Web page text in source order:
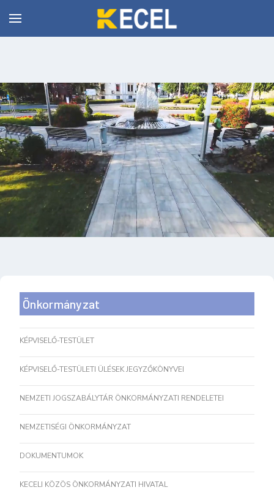
Önkormányzat
KÉPVISELŐ-TESTÜLET
KÉPVISELŐ-TESTÜLETI ÜLÉSEK JEGYZŐKÖNYVEI
NEMZETI JOGSZABÁLYTÁR ÖNKORMÁNYZATI RENDELETEI
NEMZETISÉGI ÖNKORMÁNYZAT
DOKUMENTUMOK
KECELI KÖZÖS ÖNKORMÁNYZATI HIVATAL